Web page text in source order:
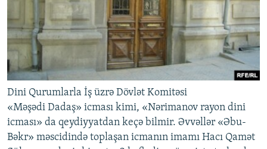
Dini Qurumlarla İş üzrə Dövlət Komitəsi
«Məşədi Dadaş» icması kimi, «Nərimanov rayon dini
icması» da qeydiyyatdan keçə bilmir. Əvvəllər «Əbu-
Bəkr» məscidində toplaşan icmanın imamı Hacı Qamət